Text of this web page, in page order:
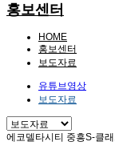
홍보센터
HOME
홍보센터
보도자료
유튜브영상
보도자료
에코델타시티 중흥S-클